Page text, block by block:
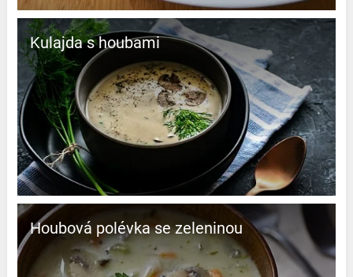
Kulajda s houbami
Houbová polévka se zeleninou